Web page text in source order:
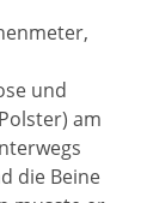
und
am
die Beine